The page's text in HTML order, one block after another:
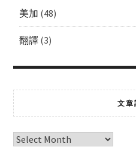
美加 (48)
翻譯(3)
文章